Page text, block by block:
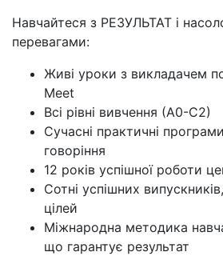
Навчайтеся з РЕЗУЛЬТАТ і
перевагами:
Живі уроки з викладачем
Meet
Всі рівні вивчення (А0-С2)
Сучасні практичні
говоріння
12 років успішної роботи
Сотні успішних
цілей
Міжнародна методика
що гарантує результат